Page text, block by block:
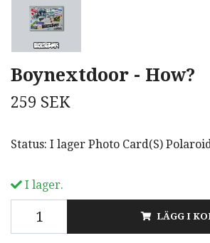
Boynextdoor - How?
259 SEK
Status: I lager Photo Card(S)
I lager.
LÄGG I